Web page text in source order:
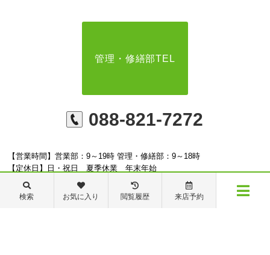
管理・修繕部TEL
088-821-7272
【営業時間】営業部：9～19時 管理・修繕部：9～18時
【定休日】日・祝日 夏季休業 年末年始
検索 お気に入り 閲覧履歴 来店予約